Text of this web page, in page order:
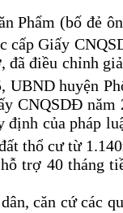
Phẩm (bố đẻ
Giấy
đã điều chỉnh
UBND huyện
CNQSDĐ năm
định của pháp
thổ cư từ
trợ 40 tháng
căn cứ các